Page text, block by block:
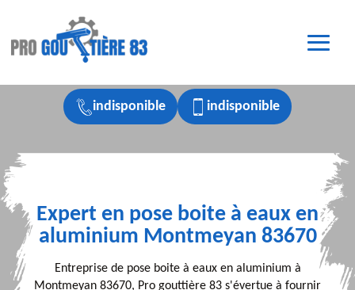
indisponible indisponible
Expert en pose boite à eaux en
aluminium Montmeyan 83670
Entreprise de pose boite à eaux en aluminium à
Montmeyan 83670, Pro gouttière 83 s'évertue à fournir